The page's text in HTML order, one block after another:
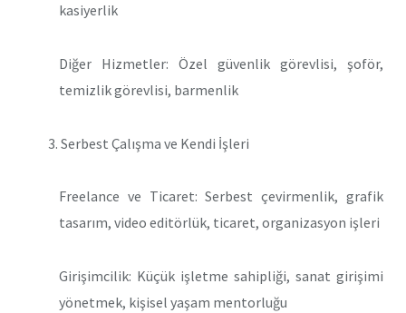
kasiyerlik
Diğer Hizmetler: Özel güvenlik görevlisi, şoför,
temizlik görevlisi, barmenlik
Serbest Çalışma ve Kendi İşleri
Freelance ve Ticaret: Serbest çevirmenlik, grafik
tasarım, video editörlük, ticaret, organizasyon işleri
Girişimcilik: Küçük işletme sahipliği, sanat girişimi
yönetmek, kişisel yaşam mentorluğu